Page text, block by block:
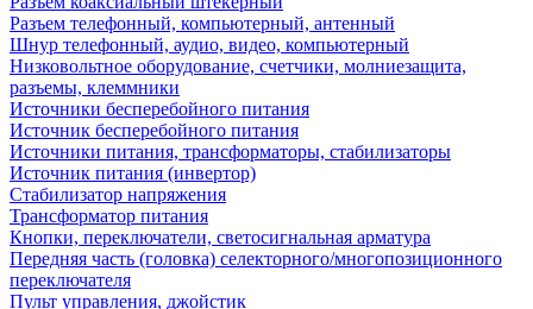
Разъем телефонный, компьютерный, антенный
Шнур телефонный, аудио, видео, компьютерный
Низковольтное оборудование, счетчики, молниезащита,
разъемы, клеммники
Источники бесперебойного питания
Источник бесперебойного питания
Источники питания, трансформаторы, стабилизаторы
Источник питания (инвертор)
Стабилизатор напряжения
Трансформатор питания
Кнопки, переключатели, светосигнальная арматура
Передняя часть (головка) селекторного/многопозиционного
переключателя
Пульт управления, джойстик